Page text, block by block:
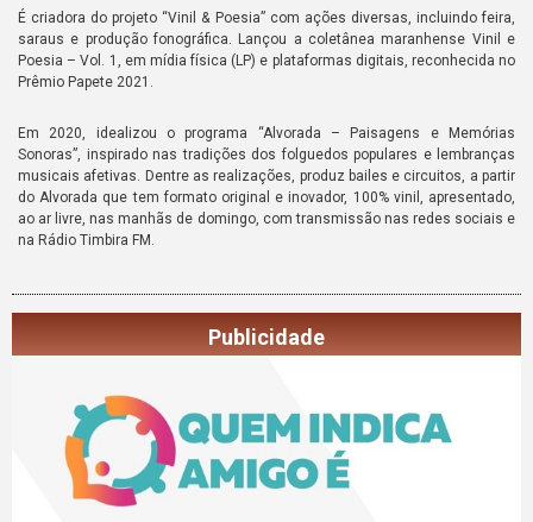
É criadora do projeto “Vinil & Poesia” com ações diversas, incluindo feira,
saraus e produção fonográfica. Lançou a coletânea maranhense Vinil e
Poesia – Vol. 1, em mídia física (LP) e plataformas digitais, reconhecida no
Prêmio Papete 2021.
Em 2020, idealizou o programa “Alvorada – Paisagens e Memórias
Sonoras”, inspirado nas tradições dos folguedos populares e lembranças
musicais afetivas. Dentre as realizações, produz bailes e circuitos, a partir
do Alvorada que tem formato original e inovador, 100% vinil, apresentado,
ao ar livre, nas manhãs de domingo, com transmissão nas redes sociais e
na Rádio Timbira FM.
Publicidade